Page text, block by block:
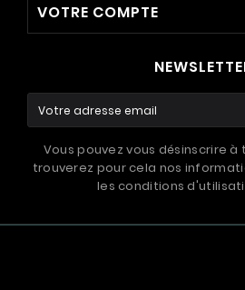
VOTRE COMPTE
Vous pouvez vous désinscrire
trouverez pour cela nos
les conditions